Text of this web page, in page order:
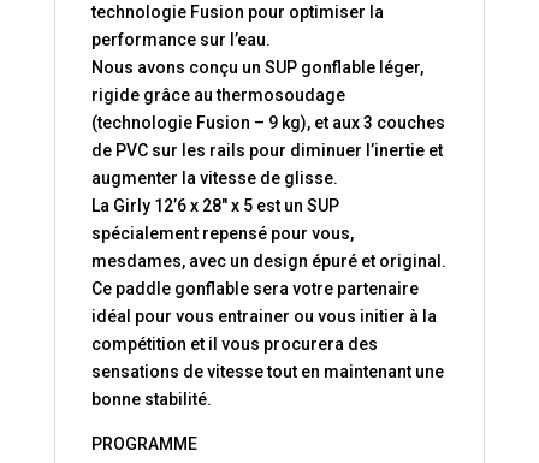
technologie Fusion pour optimiser la
performance sur l’eau.
Nous avons conçu un SUP gonflable léger,
rigide grâce au thermosoudage
(technologie Fusion – 9 kg), et aux 3 couches
de PVC sur les rails pour diminuer l’inertie et
augmenter la vitesse de glisse.
La Girly 12’6 x 28″ x 5 est un SUP
spécialement repensé pour vous,
mesdames, avec un design épuré et original.
Ce paddle gonflable sera votre partenaire
idéal pour vous entrainer ou vous initier à la
compétition et il vous procurera des
sensations de vitesse tout en maintenant une
bonne stabilité.
PROGRAMME